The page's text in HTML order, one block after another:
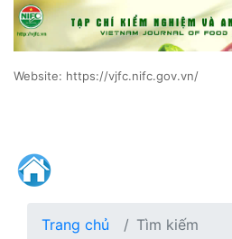
Website: https://vjfc.nifc.gov.vn/
Trang chủ Tìm kiếm